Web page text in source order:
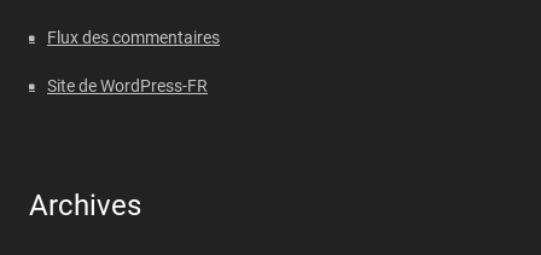
Flux des commentaires
Site de WordPress-FR
Archives